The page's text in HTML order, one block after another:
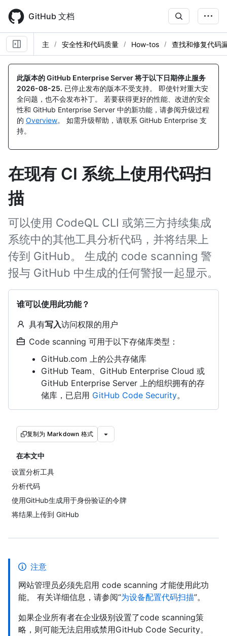
main
content
GitHub 文档
主 安全性和代码质量 How-tos 查找和修复代码
此版本的 GitHub Enterprise Server 将于以下日期停止服务
2026-08-25. 已停止发布的版本不受支持。 即使针对重大安
全问题，也不会发布补丁。 若要获得更好的性能、改进的安全
性和 GitHub Enterprise Server 中的新功能，请参阅升级过程
的 Overview。 如需升级帮助，请联系 GitHub Enterprise 支
持。
在现有 CI 系统上使用代码扫
描
可以使用 CodeQL CLI 或第三方持续集成
系统中的其他工具分析代码，并将结果上
传到 GitHub。 生成的 code scanning 警
报与 GitHub 中生成的任何警报一起显示。
谁可以使用此功能？
具有写入访问权限的用户
Code scanning 可用于以下存储库类型：
GitHub.com 上的公共存储库
GitHub Team、GitHub Enterprise Cloud 或
GitHub Enterprise Server 上的组织拥有的存
储库，已启用 GitHub Code Security。
复制为 Markdown 格式
在本文中
设置分析工具
分析代码
使用GitHub生成用于身份验证的令牌
将结果上传到 GitHub
注意
网站管理员必须先启用 code scanning 才能使用此功
能。 有关详细信息，请参阅“为设备配置代码扫描”。
如果企业所有者在企业级别设置了code scanning策
略，则可能无法启用或禁用GitHub Code Security。